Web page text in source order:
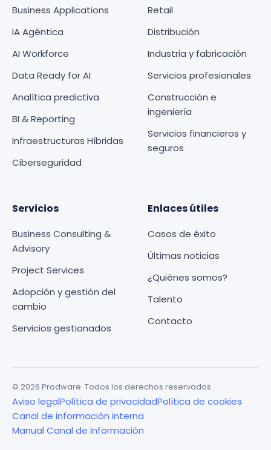
Business Applications
IA Agéntica
AI Workforce
Data Ready for AI
Analítica predictiva
BI & Reporting
Infraestructuras Híbridas
Ciberseguridad
Retail
Distribución
Industria y fabricación
Servicios profesionales
Construcción e
ingeniería
Servicios financieros y
seguros
Servicios
Business Consulting &
Advisory
Project Services
Adopción y gestión del
cambio
Servicios gestionados
Enlaces útiles
Casos de éxito
Últimas noticias
¿Quiénes somos?
Talento
Contacto
© 2026 Prodware. Todos los derechos reservados
Aviso legalPolítica de privacidadPolítica de cookies
Canal de información interna
Manual Canal de Información